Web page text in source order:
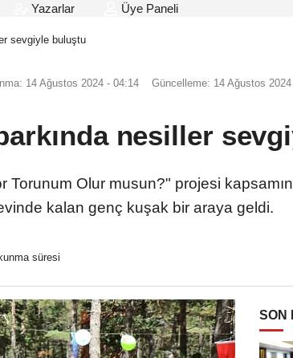
Yazarlar Üye Paneli
sevgiyle buluştu
14 Ağustos 2024 - 04:14 Güncelleme: 14 Ağustos
nesiller
Olur musun?" projesi
kalan genç kuşak bir araya geldi.
süresi
SON